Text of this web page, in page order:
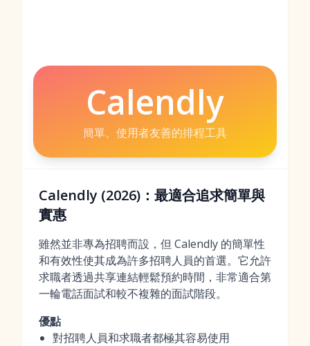
Calendly
簡單、使用者友善的排程工具
Calendly (2026)：最適合追求簡單與
實惠
雖然並非專為招聘而設，但 Calendly 的簡單性
和有效性使其成為許多招聘人員的首選。它允許
求職者透過共享連結輕鬆預約時間，非常適合第
一輪電話面試和較不複雜的面試階段。
優點
對招聘人員和求職者都極其容易使用